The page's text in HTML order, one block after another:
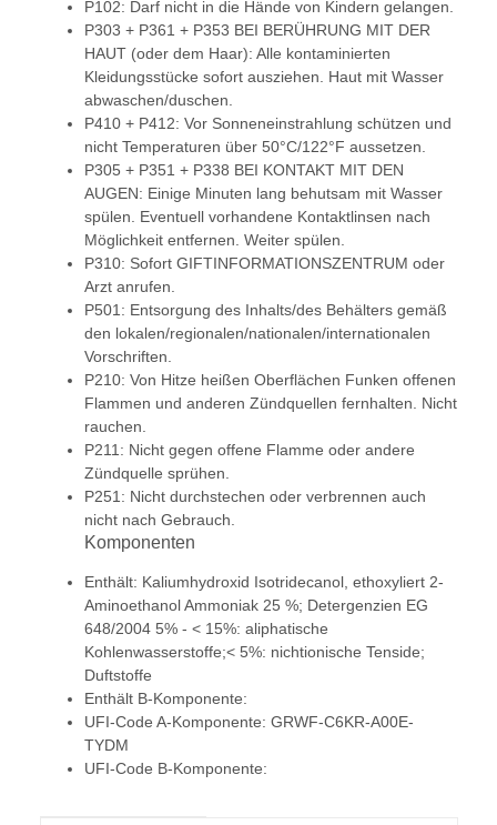
P102: Darf nicht in die Hände von Kindern gelangen.
P303 + P361 + P353 BEI BERÜHRUNG MIT DER
HAUT (oder dem Haar): Alle kontaminierten
Kleidungsstücke sofort ausziehen. Haut mit Wasser
abwaschen/duschen.
P410 + P412: Vor Sonneneinstrahlung schützen und
nicht Temperaturen über 50°C/122°F aussetzen.
P305 + P351 + P338 BEI KONTAKT MIT DEN
AUGEN: Einige Minuten lang behutsam mit Wasser
spülen. Eventuell vorhandene Kontaktlinsen nach
Möglichkeit entfernen. Weiter spülen.
P310: Sofort GIFTINFORMATIONSZENTRUM oder
Arzt anrufen.
P501: Entsorgung des Inhalts/des Behälters gemäß
den lokalen/regionalen/nationalen/internationalen
Vorschriften.
P210: Von Hitze heißen Oberflächen Funken offenen
Flammen und anderen Zündquellen fernhalten. Nicht
rauchen.
P211: Nicht gegen offene Flamme oder andere
Zündquelle sprühen.
P251: Nicht durchstechen oder verbrennen auch
nicht nach Gebrauch.
Komponenten
Enthält: Kaliumhydroxid Isotridecanol, ethoxyliert 2-
Aminoethanol Ammoniak 25 %; Detergenzien EG
648/2004 5% - < 15%: aliphatische
Kohlenwasserstoffe;< 5%: nichtionische Tenside;
Duftstoffe
Enthält B-Komponente:
UFI-Code A-Komponente: GRWF-C6KR-A00E-
TYDM
UFI-Code B-Komponente: